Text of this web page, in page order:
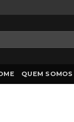
QUEM SOMOS